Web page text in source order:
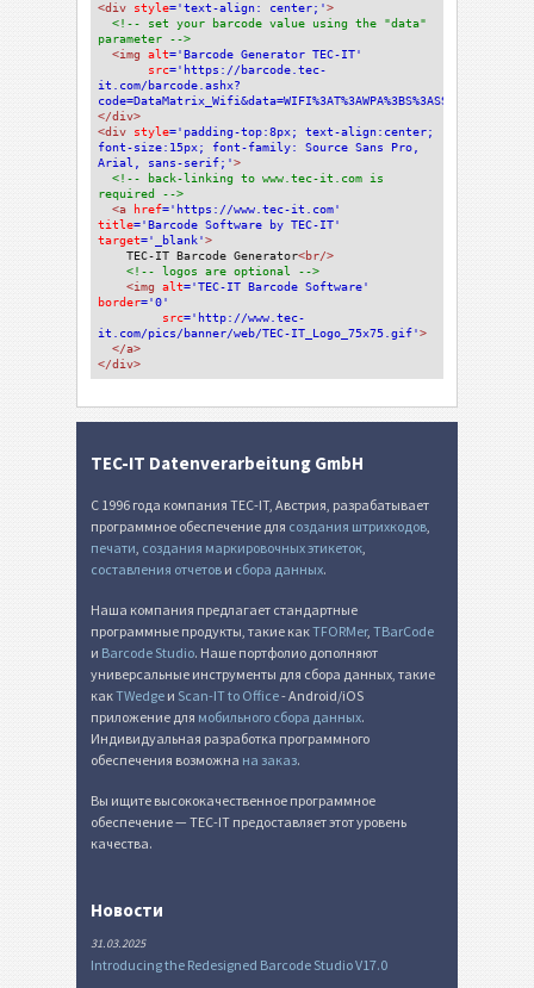
<div style='text-align: center;'>
<!-- set your barcode value using the "data"
parameter -->
<img alt='Barcode Generator TEC-IT'
src='https://barcode.tec-
it.com/barcode.ashx?
</div>
<div style='padding-top:8px; text-align:center;
font-size:15px; font-family: Source Sans Pro,
Arial, sans-serif;'>
<!-- back-linking to www.tec-it.com is
required -->
<a href='https://www.tec-it.com'
title='Barcode Software by TEC-IT'
target='_blank'>
TEC-IT Barcode Generator<br/>
<!-- logos are optional -->
<img alt='TEC-IT Barcode Software'
border='0'
src='http://www.tec-
it.com/pics/banner/web/TEC-IT_Logo_75x75.gif'>
</a>
</div>
TEC-IT Datenverarbeitung GmbH
С 1996 года компания TEC-IT, Австрия, разрабатывает
программное обеспечение для создания штрихкодов,
печати, создания маркировочных этикеток,
составления отчетов и сбора данных.
Наша компания предлагает стандартные
программные продукты, такие какTFORMer, TBarCode
и Barcode Studio. Наше портфолио дополняют
универсальные инструменты для сбора данных, такие
какTWedge и Scan-IT to Office- Android/iOS
приложение для мобильного сбора данных.
Индивидуальная разработка программного
обеспечения возможна на заказ.
Вы ищите высококачественное программное
обеспечение — TEC-IT предоставляет этот уровень
качества.
Новости
31.03.2025
Introducing the Redesigned Barcode Studio V17.0